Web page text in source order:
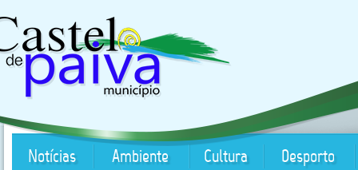
Notícias Ambiente Cultura Desporto